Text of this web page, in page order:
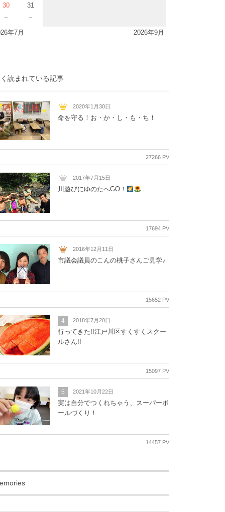
30
－
31
－
年7月 2026年9月
読まれている記事
2020年1月30日
命を守る！お・か・し・も・ち！
27266 PV
2017年7月15日
川遊びにゆのたへGO！
17694 PV
2016年12月11日
市議会議員のこんの桃子さんご見学♪
15652 PV
4 2018年7月20日
行ってきた!!江戸川区すくすくスクー
ルさん!!
15097 PV
5 2021年10月22日
実は自分でつくれちゃう、スーパーボ
ールづくり！
14457 PV